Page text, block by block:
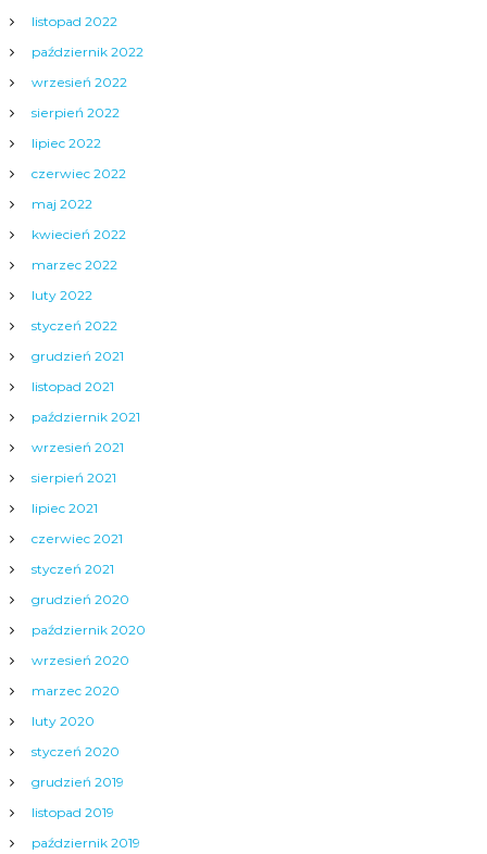
listopad 2022
październik 2022
wrzesień 2022
sierpień 2022
lipiec 2022
czerwiec 2022
maj 2022
kwiecień 2022
marzec 2022
luty 2022
styczeń 2022
grudzień 2021
listopad 2021
październik 2021
wrzesień 2021
sierpień 2021
lipiec 2021
czerwiec 2021
styczeń 2021
grudzień 2020
październik 2020
wrzesień 2020
marzec 2020
luty 2020
styczeń 2020
grudzień 2019
listopad 2019
październik 2019